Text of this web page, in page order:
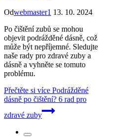
Odwebmaster1 13. 10. 2024
Po čištění zubů se mohou
objevit podrážděné dásně, což
může být nepříjemné. Sledujte
naše rady pro zdravé zuby a
dásně a vyhněte se tomuto
problému.
Přečtěte si více Podrážděné
dásně po čištění? 6 rad pro
zdravé zuby